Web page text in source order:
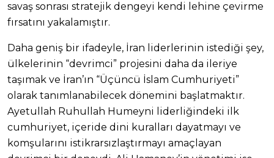
savaş sonrası stratejik dengeyi kendi lehine çevirme
fırsatını yakalamıştır.
Daha geniş bir ifadeyle, İran liderlerinin istediği şey,
ülkelerinin “devrimci” projesini daha da ileriye
taşımak ve İran’ın “Üçüncü İslam Cumhuriyeti”
olarak tanımlanabilecek dönemini başlatmaktır.
Ayetullah Ruhullah Humeyni liderliğindeki ilk
cumhuriyet, içeride dini kuralları dayatmayı ve
komşularını istikrarsızlaştırmayı amaçlayan